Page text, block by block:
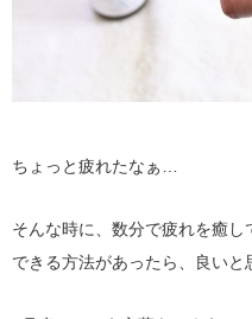
ちょっと疲れたなぁ…
そんな時に、数分で疲れを癒
できる方法があったら、良いと